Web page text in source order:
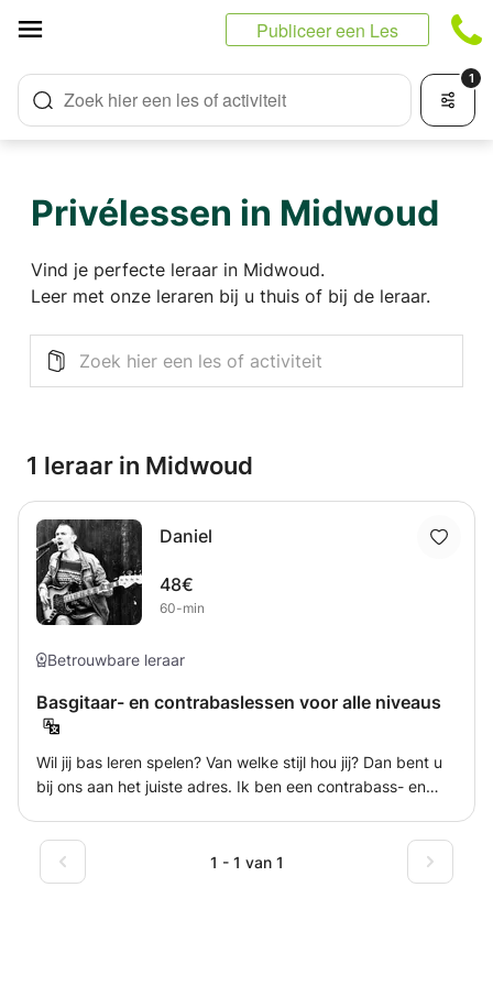
Publiceer een Les
Zoek hier een les of activiteit
1
Privélessen in Midwoud
Vind je perfecte leraar in Midwoud.
Leer met onze leraren bij u thuis of bij de leraar.
1 leraar in Midwoud
Daniel
48€
60-min
Betrouwbare leraar
Basgitaar- en contrabaslessen voor alle niveaus
Wil jij bas leren spelen? Van welke stijl hou jij? Dan bent u
bij ons aan het juiste adres. Ik ben een contrabass- en
Daarnaast heb ik lesgegeven op diverse muziekscholen in
Nederland. Ik help je graag meer te leren over bas,
1 - 1 van 1